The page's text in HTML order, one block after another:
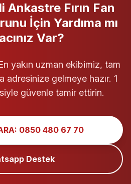
Ankastre Fırın Fan
İçin Yardıma mı
Var?
yakın uzman ekibimiz, tam
adresinize gelmeye hazır. 1
güvenle tamir ettirin.
0850 480 67 70
Destek